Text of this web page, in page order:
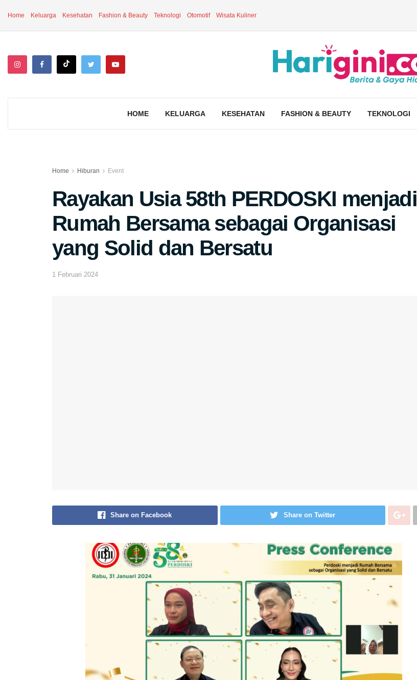
Home Keluarga Kesehatan Fashion & Beauty Teknologi Otomotif Wisata Kuliner
HOME KELUARGA KESEHATAN FASHION & BEAUTY TEKNOLOGI
Home Hiburan Event
Rayakan Usia 58th PERDOSKI menjadi
Rumah Bersama sebagai Organisasi
yang Solid dan Bersatu
1 Februari 2024
Share on Facebook Share on Twitter